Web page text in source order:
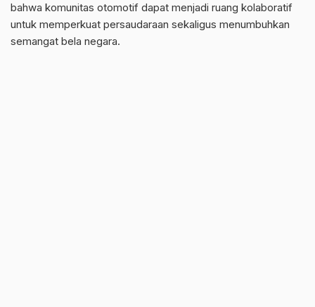
bahwa komunitas otomotif dapat menjadi ruang kolaboratif
untuk memperkuat persaudaraan sekaligus menumbuhkan
semangat bela negara.